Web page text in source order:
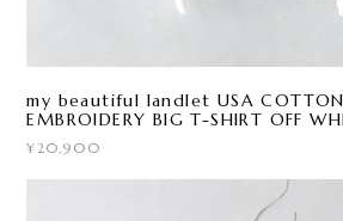
my beautiful landlet USA
EMBROIDERY BIG T-SHIRT OFF
¥20,900